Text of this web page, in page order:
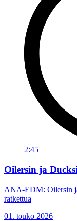
2:45
Oilersin ja
ANA-EDM: Oilersin
ratkettua
01. touko 2026